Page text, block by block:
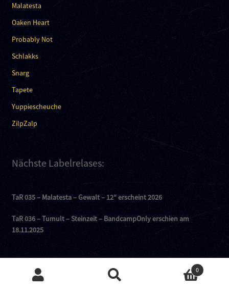
Malatesta
Oaken Heart
Probably Not
Schlakks
Snarg
Tapete
Yuppiescheuche
ZilpZalp
Nächste Labelrelases:
TaR 035 – Malatesta – Gewalt – 12″ erscheint 2026
TaR 036 – Tumult – Steinzeit – BandcampOnly erschien am
18.11.2025
0